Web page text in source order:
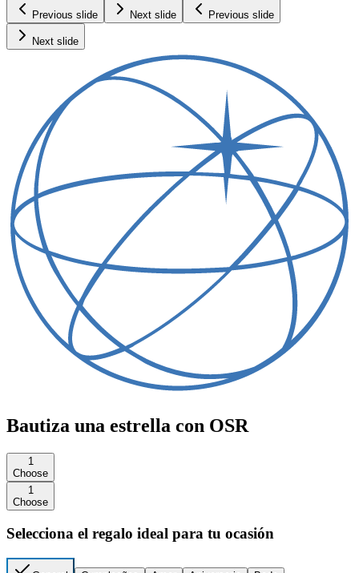
Previous slide Next slide Previous slide
Next slide
Bautiza una estrella con OSR
1
Choose
1
Choose
Selecciona el regalo ideal para tu ocasión